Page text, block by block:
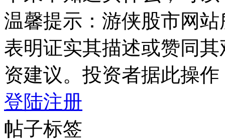
温馨提示：游侠股市网
表明证实其描述或赞同
资建议。投资者据此操
登陆注册
帖子标签